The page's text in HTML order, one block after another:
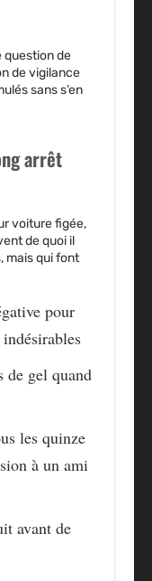
question de
de vigilance
sans s’en
arrêt
voiture figée,
de quoi il
mais qui font
pour
de gel quand
les quinze
à un ami
avant de